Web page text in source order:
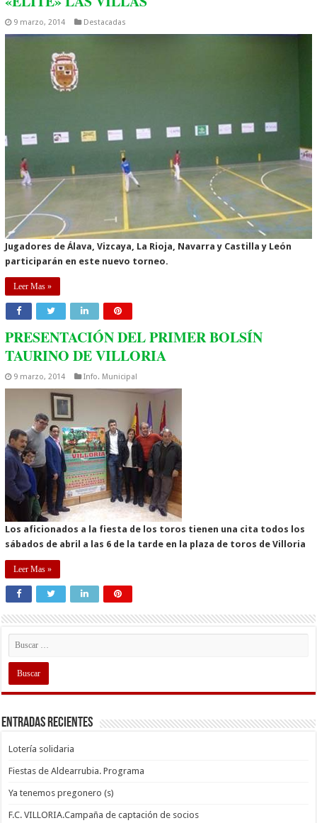
9 marzo, 2014 Destacadas
Jugadores de Álava, Vizcaya, La Rioja, Navarra y Castilla y León
participarán en este nuevo torneo.
Leer Mas »
PRESENTACIÓN DEL PRIMER BOLSÍN
TAURINO DE VILLORIA
9 marzo, 2014 Info. Municipal
Los aficionados a la fiesta de los toros tienen una cita todos los
sábados de abril a las 6 de la tarde en la plaza de toros de Villoria
Leer Mas »
Entradas recientes
Lotería solidaria
Fiestas de Aldearrubia. Programa
Ya tenemos pregonero (s)
F.C. VILLORIA.Campaña de captación de socios